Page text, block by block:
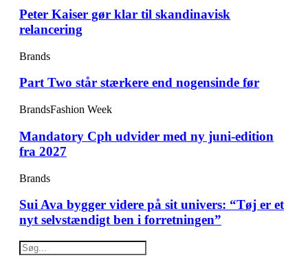
Peter Kaiser gør klar til skandinavisk
relancering
Brands
Part Two står stærkere end nogensinde før
BrandsFashion Week
Mandatory Cph udvider med ny juni-edition
fra 2027
Brands
Sui Ava bygger videre på sit univers: “Tøj er et
nyt selvstændigt ben i forretningen”